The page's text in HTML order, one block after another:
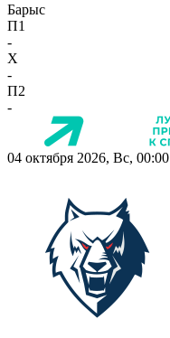
Барыс
П1
-
X
-
П2
-
04 октября 2026, Вс, 00:00